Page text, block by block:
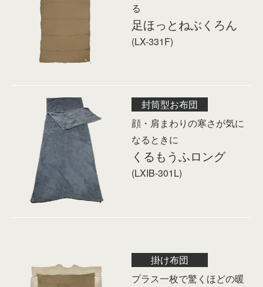
る
足ほっとねぶくろん
(LX-331F)
封筒型お布団
顔・肩まわりの寒さが気に
なるときに
くるもうふロング
(LXIB-301L)
掛け布団
プラス一枚で驚くほどの暖